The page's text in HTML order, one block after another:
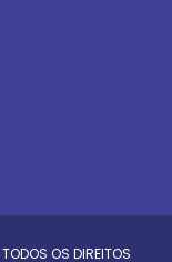
TODOS OS DIREITOS